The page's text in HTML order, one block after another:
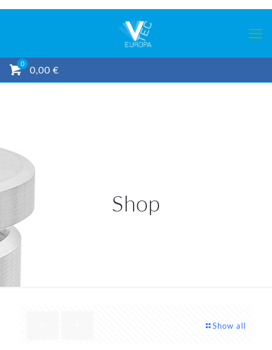
0
0,00 €
Shop
Show all